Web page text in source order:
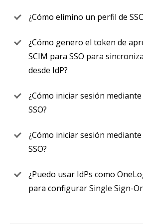
¿Cómo elimino un perfil de
¿Cómo genero el token de
SCIM para SSO para
desde IdP?
¿Cómo iniciar sesión
SSO?
¿Cómo iniciar sesión
SSO?
¿Puedo usar IdPs como
para configurar Single Sign-